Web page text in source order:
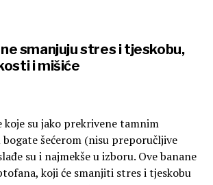
smanjuju stres i tjeskobu,
i mišiće
koje su jako prekrivene tamnim
šećerom (nisu preporučljive
su i najmekše u izboru. Ove banane
koji će smanjiti stres i tjeskobu